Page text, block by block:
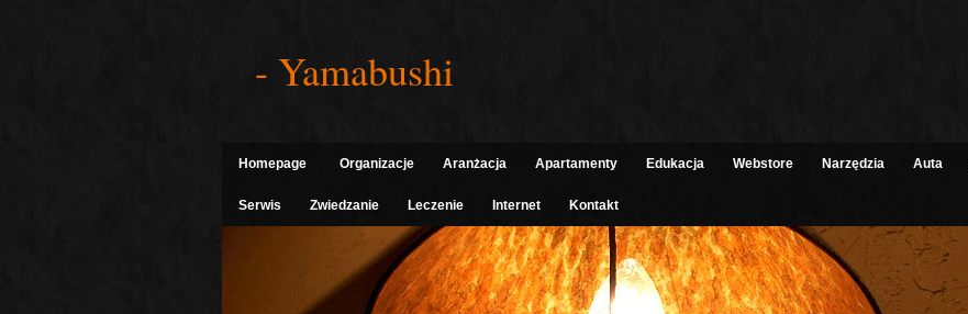
- Yamabushi
Homepage Organizacje Aranżacja Apartamenty Edukacja Webstore Narzędzia Auta
Serwis Zwiedzanie Leczenie Internet Kontakt